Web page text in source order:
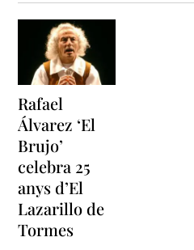
Rafael
Álvarez ‘El
Brujo’
celebra 25
anys d’El
Lazarillo de
Tormes